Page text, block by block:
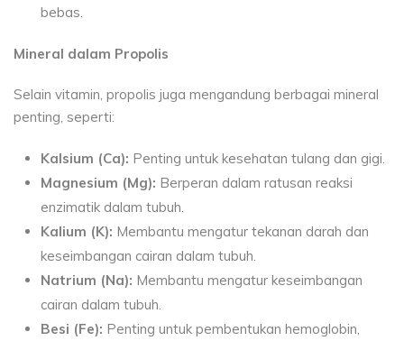
bebas.
Mineral dalam Propolis
Selain vitamin, propolis juga mengandung berbagai mineral
penting, seperti:
Kalsium (Ca): Penting untuk kesehatan tulang dan gigi.
Magnesium (Mg): Berperan dalam ratusan reaksi
enzimatik dalam tubuh.
Kalium (K): Membantu mengatur tekanan darah dan
keseimbangan cairan dalam tubuh.
Natrium (Na): Membantu mengatur keseimbangan
cairan dalam tubuh.
Besi (Fe): Penting untuk pembentukan hemoglobin,